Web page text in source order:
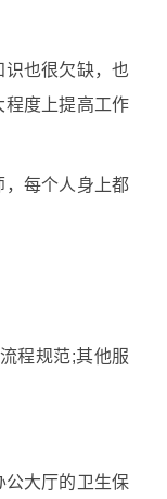
也很欠缺，也
程度上提高工作
，每个人身上都
程规范;其他服
公大厅的卫生保